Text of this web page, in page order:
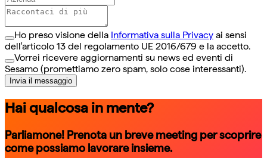
Ho preso visione della Informativa sulla Privacy ai sensi
dell'articolo 13 del regolamento UE 2016/679 e la accetto.
Vorrei ricevere aggiornamenti su news ed eventi di
Sesamo (promettiamo zero spam, solo cose interessanti).
Invia il messaggio
Hai qualcosa in mente?
Parliamone! Prenota un breve meeting per scoprire
come possiamo lavorare insieme.